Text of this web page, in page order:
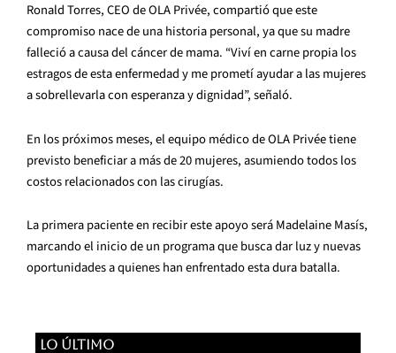
Ronald Torres, CEO de OLA Privée, compartió que este
compromiso nace de una historia personal, ya que su madre
falleció a causa del cáncer de mama. “Viví en carne propia los
estragos de esta enfermedad y me prometí ayudar a las mujeres
a sobrellevarla con esperanza y dignidad”, señaló.
En los próximos meses, el equipo médico de OLA Privée tiene
previsto beneficiar a más de 20 mujeres, asumiendo todos los
costos relacionados con las cirugías.
La primera paciente en recibir este apoyo será Madelaine Masís,
marcando el inicio de un programa que busca dar luz y nuevas
oportunidades a quienes han enfrentado esta dura batalla.
LO ÚLTIMO